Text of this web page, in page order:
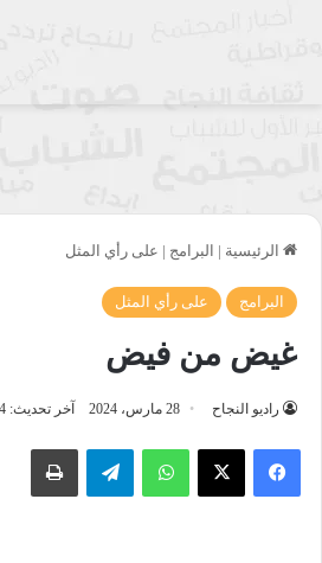
الرئيسية | البرامج | على رأي المثل
البرامج على رأي المثل
غيض من فيض
راديو النجاح 28 مارس، 2024 آخر تحديث: 24 يونيو، 2024
واتساب تيلقرام طباعة